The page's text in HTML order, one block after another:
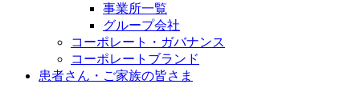
事業所一覧
グループ会社
コーポレート・ガバナンス
コーポレートブランド
患者さん・ご家族の皆さま